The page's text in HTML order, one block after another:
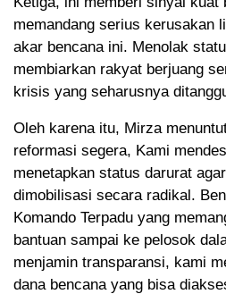
memandang serius kerusakan
akar bencana ini. Menolak
membiarkan rakyat berjuang
krisis yang seharusnya
Oleh karena itu, Mirza
reformasi segera, Kami
menetapkan status darurat
dimobilisasi secara radikal.
Komando Terpadu yang
bantuan sampai ke pelosok
menjamin transparansi, kami
dana bencana yang bisa